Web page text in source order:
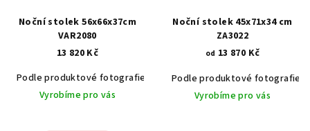
Noční stolek 56x66x37cm
VAR2080
13 820 Kč
Podle produktové fotografie
Akát vintage BT1551
Dub světlý
Vyrobíme pro vás
Noční stolek 45x71x34 cm
ZA3022
od 13 870 Kč
Podle produktové fotografie
Vyrobíme pro vás